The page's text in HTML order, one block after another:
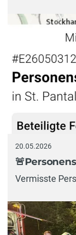
20.05.2026
Vermisste